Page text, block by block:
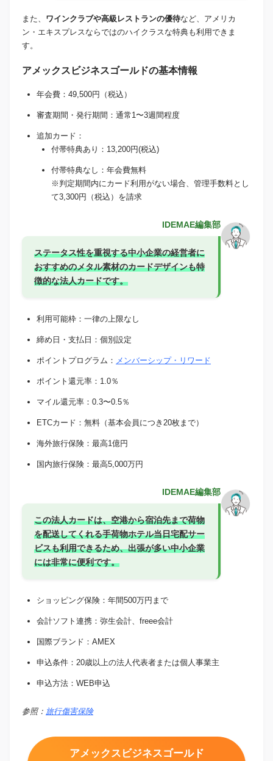
また、 ワインクラブや高級レストランの優待など、アメリカ
ン・エキスプレスならではのハイクラスな特典も利用できま
す。
アメックスビジネスゴールドの基本情報
年会費：49,500円（税込）
審査期間・発行期間：通常1〜3週間程度
追加カード：
付帯特典あり：13,200円(税込)
付帯特典なし：年会費無料
※判定期間内にカード利用がない場合、管理手数料とし
て3,300円（税込）を請求
IDEMAE編集部
ステータス性を重視する中小企業の経営者に
おすすめのメタル素材のカードデザインも特
徴的な法人カードです。
利用可能枠：一律の上限なし
締め日・支払日：個別設定
ポイントプログラム： メンバーシップ・リワード
ポイント還元率：1.0％
マイル還元率：0.3〜0.5％
ETCカード：無料（基本会員につき20枚まで）
海外旅行保険：最高1億円
国内旅行保険：最高5,000万円
IDEMAE編集部
この法人カードは、空港から宿泊先まで荷物
を配送してくれる手荷物ホテル当日宅配サー
ビスも利用できるため、出張が多い中小企業
には非常に便利です。
ショッピング保険：年間500万円まで
会計ソフト連携：弥生会計、freee会計
国際ブランド：AMEX
申込条件：20歳以上の法人代表者または個人事業主
申込方法：WEB申込
参照： 旅行傷害保険
アメックスビジネスゴールド